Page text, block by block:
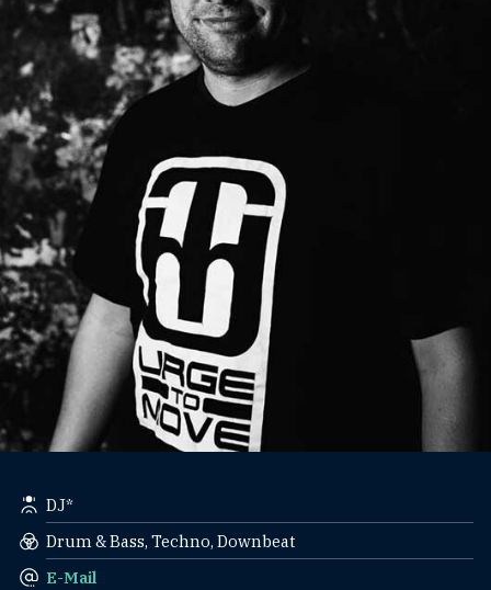
DJ*
Drum & Bass, Techno, Downbeat
E-Mail